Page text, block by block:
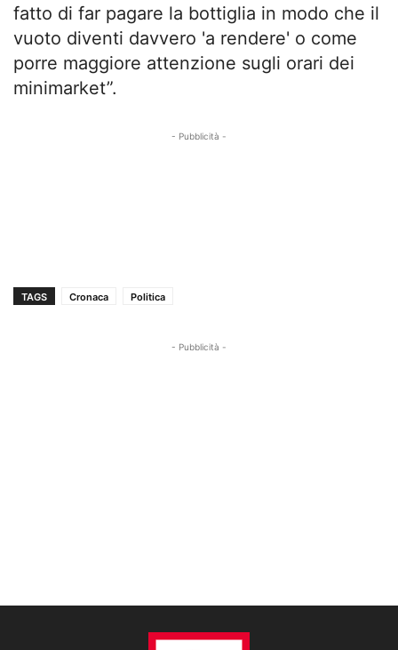
fatto di far pagare la bottiglia in modo che il
vuoto diventi davvero 'a rendere' o come
porre maggiore attenzione sugli orari dei
minimarket”.
- Pubblicità -
TAGS Cronaca Politica
- Pubblicità -